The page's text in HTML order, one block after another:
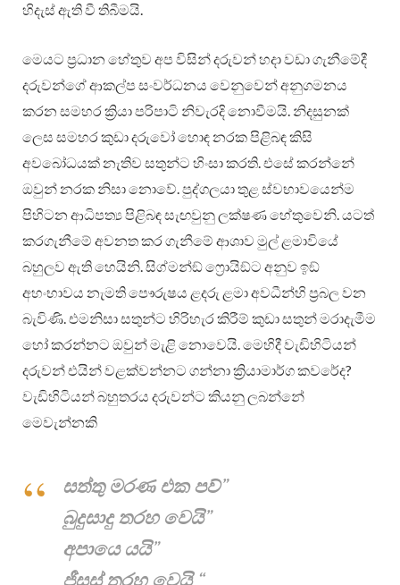
හිදැස් ඇති වී තිබීමයි.
මෙයට ප්‍රධාන හේතුව අප විසින් දරුවන් හදා වඩා ගැනීමේදී
දරුවන්ගේ ආකල්ප සංවර්ධනය වෙනුවෙන් අනුගමනය
කරන සමහර ක්‍රියා පරිපාටි නිවැරදි නොවීමයි. නිදසුනක්
ලෙස සමහර කුඩා දරුවෝ හොඳ නරක පිළිබඳ කිසි
අවබෝධයක් නැතිව සතුන්ට හිංසා කරති. එසේ කරන්නේ
ඔවුන් නරක නිසා නොවේ. පුද්ගලයා තුළ ස්වභාවයෙන්ම
පිහිටන ආධිපත්‍ය පිළිබඳ සැඟවුනු ලක්ෂණ හේතුවෙනි. යටත්
කරගැනීමේ අවනත කර ගැනීමේ ආශාව මුල් ළමාවියේ
බහුලව ඇති හෙයිනි. සිග්මන්ඞ් ෆ්‍රොයිඞ්ට අනුව ඉඞ්
අහංභාවය නැමති පෞරුෂය ළදරු ළමා අවධීන්හි ප්‍රබල වන
බැවිණි. එමනිසා සතුන්ට හිරිහැර කිරීම් කුඩා සතුන් මරාදැමීම
හෝ කරන්නට ඔවුන් මැළි නොවෙයි. මෙහිදී වැඩිහිටියන්
දරුවන් එයින් වළක්වන්නට ගන්නා ක්‍රියාමාර්ග කවරේද?
වැඩිහිටියන් බහුතරය දරුවන්ට කියනු ලබන්නේ
මෙවැන්නකි
සත්තු මරණ එක පව්”
බුදුසාදු තරහ වෙයි”
අපායෙ යයි”